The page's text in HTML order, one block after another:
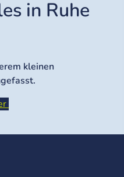
in Ruhe
kleinen